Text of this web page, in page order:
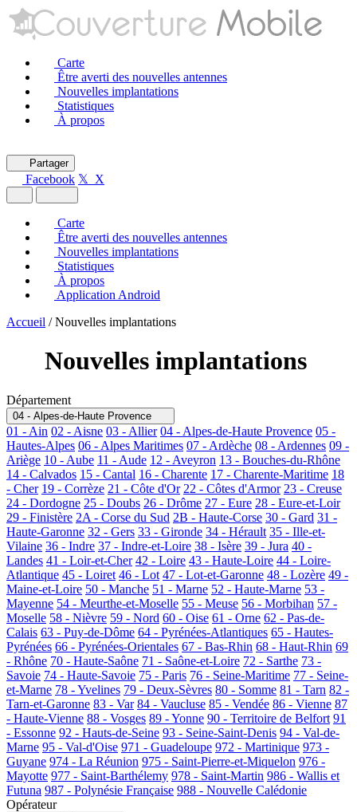
Carte
Être averti des nouvelles antennes
Nouvelles implantations
Statistiques
À propos
Partager
Facebook 𝕏 X
Carte
Être averti des nouvelles antennes
Nouvelles implantations
Statistiques
À propos
Application Android
Accueil / Nouvelles implantations
Nouvelles implantations
Département
04 - Alpes-de-Haute Provence
01 - Ain 02 - Aisne 03 - Allier 04 - Alpes-de-Haute Provence 05 -
Hautes-Alpes 06 - Alpes Maritimes 07 - Ardèche 08 - Ardennes 09 -
Ariège 10 - Aube 11 - Aude 12 - Aveyron 13 - Bouches-du-Rhône
14 - Calvados 15 - Cantal 16 - Charente 17 - Charente-Maritime 18
- Cher 19 - Corrèze 21 - Côte d'Or 22 - Côtes d'Armor 23 - Creuse
24 - Dordogne 25 - Doubs 26 - Drôme 27 - Eure 28 - Eure-et-Loir
29 - Finistère 2A - Corse du Sud 2B - Haute-Corse 30 - Gard 31 -
Haute-Garonne 32 - Gers 33 - Gironde 34 - Hérault 35 - Ille-et-
Vilaine 36 - Indre 37 - Indre-et-Loire 38 - Isère 39 - Jura 40 -
Landes 41 - Loir-et-Cher 42 - Loire 43 - Haute-Loire 44 - Loire-
Atlantique 45 - Loiret 46 - Lot 47 - Lot-et-Garonne 48 - Lozère 49 -
Maine-et-Loire 50 - Manche 51 - Marne 52 - Haute-Marne 53 -
Mayenne 54 - Meurthe-et-Moselle 55 - Meuse 56 - Morbihan 57 -
Moselle 58 - Nièvre 59 - Nord 60 - Oise 61 - Orne 62 - Pas-de-
Calais 63 - Puy-de-Dôme 64 - Pyrénées-Atlantiques 65 - Hautes-
Pyrénées 66 - Pyrénées-Orientales 67 - Bas-Rhin 68 - Haut-Rhin 69
- Rhône 70 - Haute-Saône 71 - Saône-et-Loire 72 - Sarthe 73 -
Savoie 74 - Haute-Savoie 75 - Paris 76 - Seine-Maritime 77 - Seine-
et-Marne 78 - Yvelines 79 - Deux-Sèvres 80 - Somme 81 - Tarn 82 -
Tarn-et-Garonne 83 - Var 84 - Vaucluse 85 - Vendée 86 - Vienne 87
- Haute-Vienne 88 - Vosges 89 - Yonne 90 - Territoire de Belfort 91
- Essonne 92 - Hauts-de-Seine 93 - Seine-Saint-Denis 94 - Val-de-
Marne 95 - Val-d'Oise 971 - Guadeloupe 972 - Martinique 973 -
Guyane 974 - La Réunion 975 - Saint-Pierre-et-Miquelon 976 -
Mayotte 977 - Saint-Barthélemy 978 - Saint-Martin 986 - Wallis et
Futuna 987 - Polynésie Française 988 - Nouvelle Calédonie
Opérateur